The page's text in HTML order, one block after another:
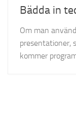
Bädda in
Om man
presentationer,
kommer